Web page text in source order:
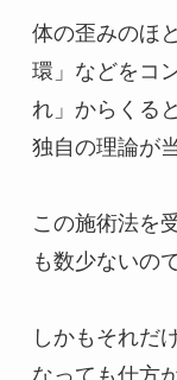
体の歪みのほ
環」などをコ
れ」からくる
独自の理論が
この施術法を
も数少ないの
しかもそれだ
なっても仕方